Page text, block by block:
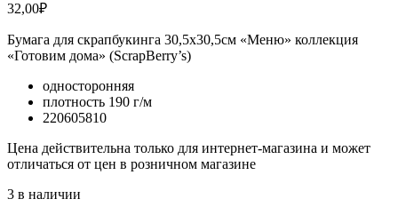
32,00₽
Бумага для скрапбукинга 30,5х30,5см «Меню» коллекция
«Готовим дома» (ScrapBerry’s)
односторонняя
плотность 190 г/м
220605810
Цена действительна только для интернет-магазина и может
отличаться от цен в розничном магазине
3 в наличии